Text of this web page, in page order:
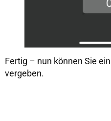
Fertig – nun können Sie
vergeben.